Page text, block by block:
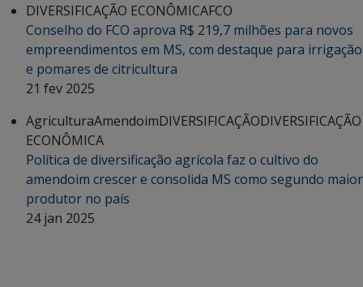
DIVERSIFICAÇÃO ECONÔMICAFCO
Conselho do FCO aprova R$ 219,7 milhões para novos
empreendimentos em MS, com destaque para irrigação
e pomares de citricultura
21 fev 2025
AgriculturaAmendoimDIVERSIFICAÇÃODIVERSIFICAÇÃO
ECONÔMICA
Política de diversificação agrícola faz o cultivo do
amendoim crescer e consolida MS como segundo maior
produtor no país
24 jan 2025